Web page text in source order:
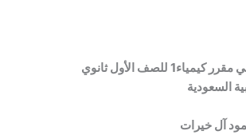
للصف الأول ثانوي
السعودية
آل خيرات